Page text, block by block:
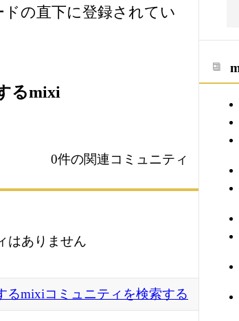
ドの直下に登録されてい
るmixi
0件の関連コミュニティ
はありません
るmixiコミュニティを検索する